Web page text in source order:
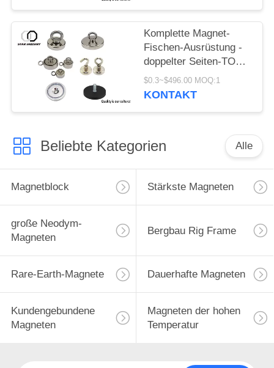
Komplette Magnet-
Fischen-Ausrüstung -
doppelter Seiten-TOPF
Magnet 1000LBS, der
Kraft zieht - enthaltener
$0.3~$496.00 MOQ:1
KONTAKT
Beliebte Kategorien Alle
Magnetblock Stärkste Magneten
große Neodym-
Magneten
Bergbau Rig Frame
Rare-Earth-Magnete Dauerhafte Magneten
Kundengebundene
Magneten
Magneten der hohen
Temperatur